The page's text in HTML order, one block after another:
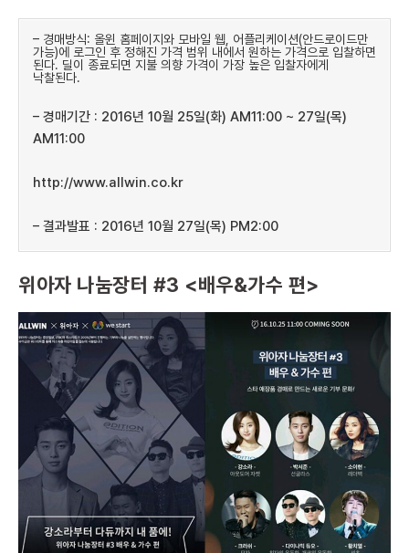
– 경매방식: 올윈 홈페이지와 모바일 웹, 어플리케이션(안드로이드만
가능)에 로그인 후 정해진 가격 범위 내에서 원하는 가격으로 입찰하면
된다. 딜이 종료되면 지불 의향 가격이 가장 높은 입찰자에게
낙찰된다.
– 경매기간 : 2016년 10월 25일(화) AM11:00 ~ 27일(목)
AM11:00
http://www.allwin.co.kr
– 결과발표 : 2016년 10월 27일(목) PM2:00
위아자 나눔장터 #3 <배우&가수 편>